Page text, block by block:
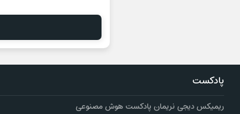
پادکست
ریمیکس دیجی نریمان پادکست هوش مصنوعی